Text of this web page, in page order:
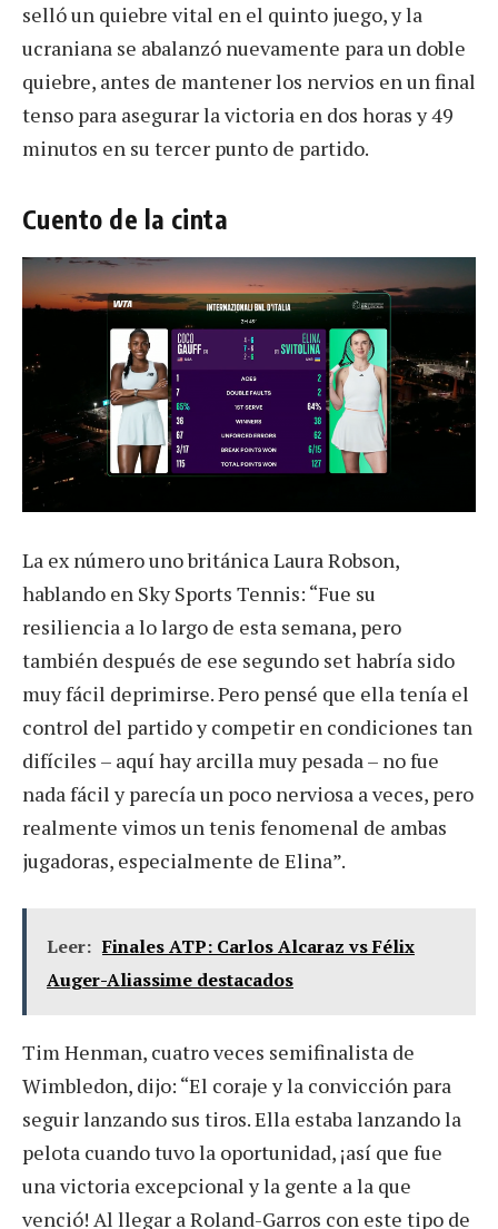
selló un quiebre vital en el quinto juego, y la
ucraniana se abalanzó nuevamente para un doble
quiebre, antes de mantener los nervios en un final
tenso para asegurar la victoria en dos horas y 49
minutos en su tercer punto de partido.
Cuento de la cinta
La ex número uno británica Laura Robson,
hablando en Sky Sports Tennis: “Fue su
resiliencia a lo largo de esta semana, pero
también después de ese segundo set habría sido
muy fácil deprimirse. Pero pensé que ella tenía el
control del partido y competir en condiciones tan
difíciles – aquí hay arcilla muy pesada – no fue
nada fácil y parecía un poco nerviosa a veces, pero
realmente vimos un tenis fenomenal de ambas
jugadoras, especialmente de Elina”.
Leer: Finales ATP: Carlos Alcaraz vs Félix
Auger-Aliassime destacados
Tim Henman, cuatro veces semifinalista de
Wimbledon, dijo: “El coraje y la convicción para
seguir lanzando sus tiros. Ella estaba lanzando la
pelota cuando tuvo la oportunidad, ¡así que fue
una victoria excepcional y la gente a la que
venció! Al llegar a Roland-Garros con este tipo de